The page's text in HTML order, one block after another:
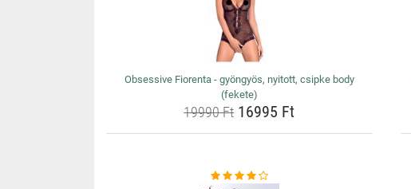
Obsessive Fiorenta - gyöngyös, nyitott, csipke body
(fekete)
19990 Ft16995 Ft